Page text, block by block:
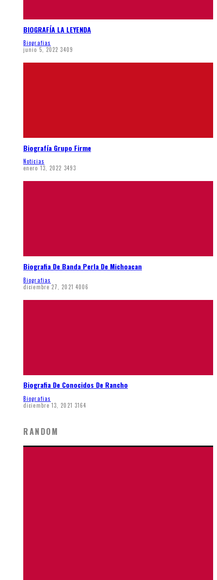
BIOGRAFÍA LA LEYENDA
Biografias
junio 5, 2022 3409
Biografía Grupo Firme
Noticias
enero 13, 2022 3493
Biografia De Banda Perla De Michoacan
Biografias
diciembre 27, 2021 4006
Biografia De Conocidos De Rancho
Biografias
diciembre 13, 2021 3164
RANDOM